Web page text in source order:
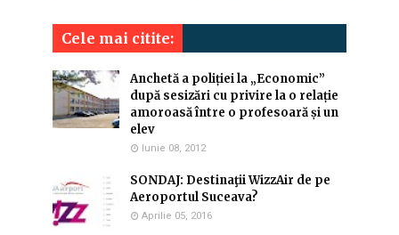
Cele mai citite:
Anchetă a poliției la „Economic”
după sesizări cu privire la o relație
amoroasă între o profesoară și un
elev
Iunie 08, 2012
SONDAJ: Destinaţii WizzAir de pe
Aeroportul Suceava?
Aprilie 05, 2016